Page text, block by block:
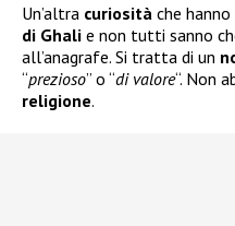
Un’altra curiosità che
di Ghali e non tutti sanno
all’anagrafe. Si tratta di un
“prezioso” o “di valore“. Non
religione.